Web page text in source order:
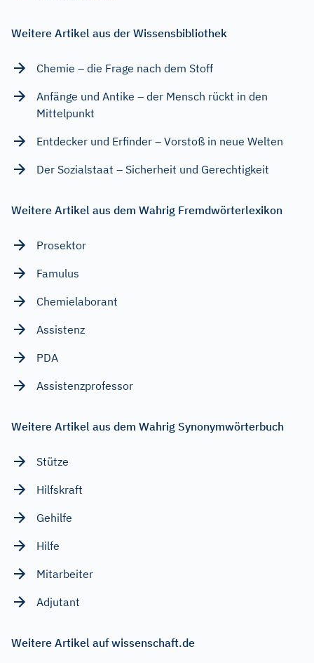
Weitere Artikel aus der Wissensbibliothek
Chemie – die Frage nach dem Stoff
Anfänge und Antike – der Mensch rückt in den
Mittelpunkt
Entdecker und Erfinder – Vorstoß in neue Welten
Der Sozialstaat – Sicherheit und Gerechtigkeit
Weitere Artikel aus dem Wahrig Fremdwörterlexikon
Prosektor
Famulus
Chemielaborant
Assistenz
PDA
Assistenzprofessor
Weitere Artikel aus dem Wahrig Synonymwörterbuch
Stütze
Hilfskraft
Gehilfe
Hilfe
Mitarbeiter
Adjutant
Weitere Artikel auf wissenschaft.de